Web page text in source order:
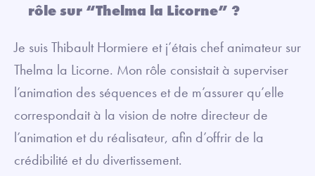
rôle sur “Thelma la Licorne” ?
Je suis Thibault Hormiere et j’étais chef animateur sur
Thelma la Licorne. Mon rôle consistait à superviser
l’animation des séquences et de m’assurer qu’elle
correspondait à la vision de notre directeur de
l’animation et du réalisateur, afin d’offrir de la
crédibilité et du divertissement.